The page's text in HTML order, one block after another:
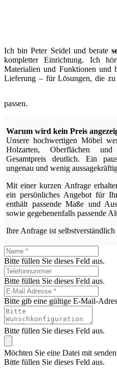
Ich bin Peter Seidel und berate
kompletter Einrichtung. Ich
Materialien und Funktionen und
Lieferung – für Lösungen, die
passen.
Warum wird kein Preis
Unsere hochwertigen Möbel
Holzarten, Oberflächen
Gesamtpreis deutlich. Ein
ungenau und wenig
Mit einer kurzen Anfrage
ein persönliches Angebot für
enthält passende Maße und
sowie gegebenenfalls passende
Ihre Anfrage ist
Bitte füllen Sie dieses Feld aus.
Bitte füllen Sie dieses Feld aus.
Bitte gib eine gültige E-Mail-
Bitte füllen Sie dieses Feld aus.
Möchten Sie eine Datei mit
Bitte füllen Sie dieses Feld aus.